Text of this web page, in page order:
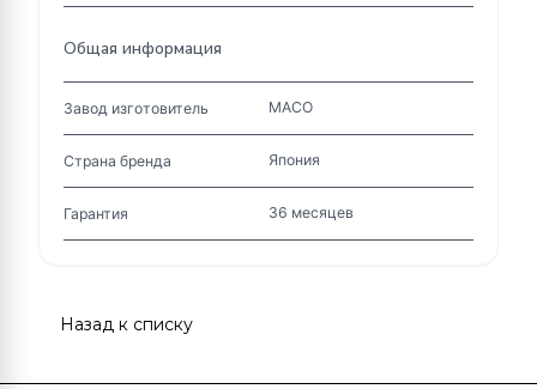
Общая информация
Завод изготовитель MACO
Страна бренда Япония
Гарантия 36 месяцев
Назад к списку